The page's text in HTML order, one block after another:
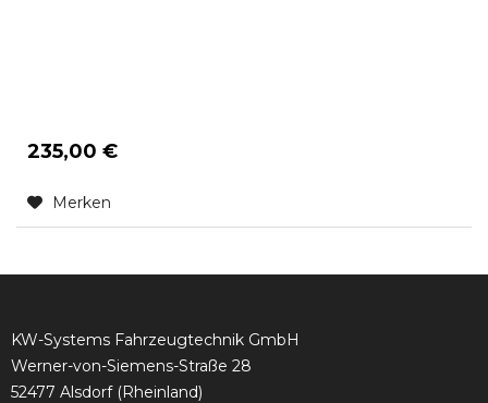
235,00 €
Merken
KW-Systems Fahrzeugtechnik GmbH
Werner-von-Siemens-Straße 28
52477 Alsdorf (Rheinland)